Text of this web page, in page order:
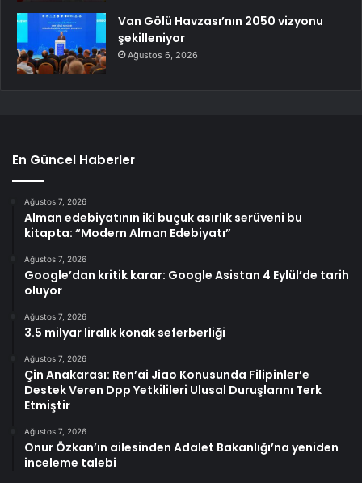
Van Gölü Havzası’nın 2050 vizyonu
şekilleniyor
Ağustos 6, 2026
En Güncel Haberler
Ağustos 7, 2026
Alman edebiyatının iki buçuk asırlık serüveni bu
kitapta: “Modern Alman Edebiyatı”
Ağustos 7, 2026
Google’dan kritik karar: Google Asistan 4 Eylül’de tarih
oluyor
Ağustos 7, 2026
3.5 milyar liralık konak seferberliği
Ağustos 7, 2026
Çin Anakarası: Ren’ai Jiao Konusunda Filipinler’e
Destek Veren Dpp Yetkilileri Ulusal Duruşlarını Terk
Etmiştir
Ağustos 7, 2026
Onur Özkan’ın ailesinden Adalet Bakanlığı’na yeniden
inceleme talebi